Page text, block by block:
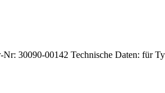
30090-00142 Technische Daten: für